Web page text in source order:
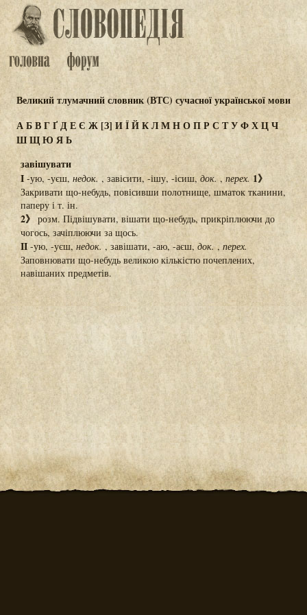
Великий тлумачний словник (ВТС) сучасної української мови
АБВГҐДЕЄ Ж[З] ИЇЙКЛМНОПР СТУФХЦЧ
ШЩЮЯЬ
завішувати
I -ую, -уєш,недок., завісити, -ішу, -ісиш, док., перех. 1》
Закривати що-небудь, повісивши полотнище, шматок тканини,
паперу і т. ін.
2》 розм. Підвішувати, вішати що-небудь, прикріплюючи до
чогось, зачіплюючи за щось.
II-ую, -уєш, недок. , завішати, -аю, -аєш, док., перех.
Заповнювати що-небудь великою кількістю почеплених,
навішаних предметів.